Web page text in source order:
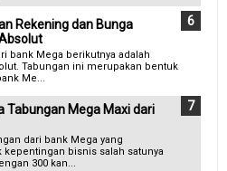
Rekening dan Bunga
bank Mega berikutnya adalah
Tabungan ini merupakan bentuk
Me...
Tabungan Mega Maxi dari
dari bank Mega yang
bisnis salah satunya
300 kan...